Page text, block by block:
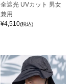
全遮光 UVカット 男女
兼用
¥4,510(税込)